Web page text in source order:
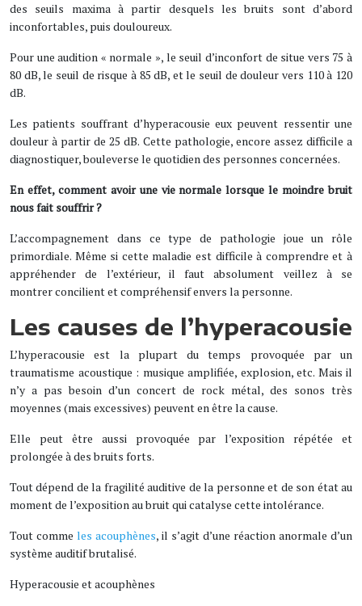
des seuils maxima à partir desquels les bruits sont d’abord
inconfortables, puis douloureux.
Pour une audition « normale », le seuil d’inconfort de situe vers 75 à
80 dB, le seuil de risque à 85 dB, et le seuil de douleur vers 110 à 120
dB.
Les patients souffrant d’hyperacousie eux peuvent ressentir une
douleur à partir de 25 dB. Cette pathologie, encore assez difficile a
diagnostiquer, bouleverse le quotidien des personnes concernées.
En effet, comment avoir une vie normale lorsque le moindre bruit
nous fait souffrir ?
L’accompagnement dans ce type de pathologie joue un rôle
primordiale. Même si cette maladie est difficile à comprendre et à
appréhender de l’extérieur, il faut absolument veillez à se
montrer concilient et compréhensif envers la personne.
Les causes de l’hyperacousie
L’hyperacousie est la plupart du temps provoquée par un
traumatisme acoustique : musique amplifiée, explosion, etc. Mais il
n’y a pas besoin d’un concert de rock métal, des sonos très
moyennes (mais excessives) peuvent en être la cause.
Elle peut être aussi provoquée par l’exposition répétée et
prolongée à des bruits forts.
Tout dépend de la fragilité auditive de la personne et de son état au
moment de l’exposition au bruit qui catalyse cette intolérance.
Tout comme les acouphènes, il s’agit d’une réaction anormale d’un
système auditif brutalisé.
Hyperacousie et acouphènes